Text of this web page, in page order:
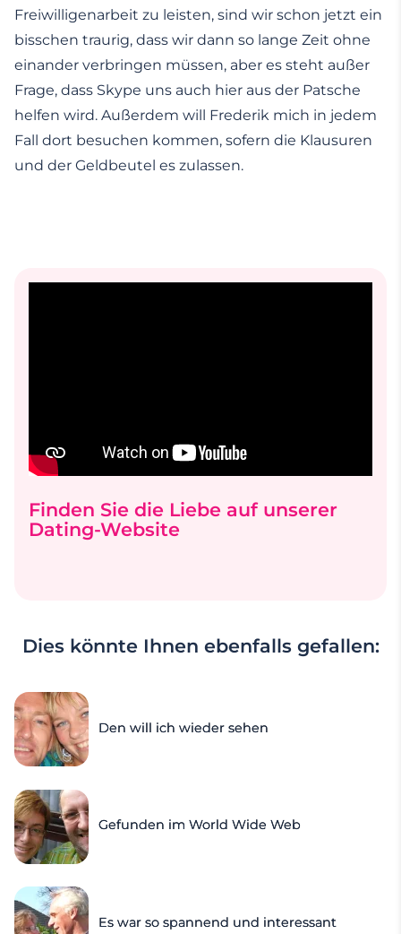
Freiwilligenarbeit zu leisten, sind wir schon jetzt ein
bisschen traurig, dass wir dann so lange Zeit ohne
einander verbringen müssen, aber es steht außer
Frage, dass Skype uns auch hier aus der Patsche
helfen wird. Außerdem will Frederik mich in jedem
Fall dort besuchen kommen, sofern die Klausuren
und der Geldbeutel es zulassen.
Finden Sie die Liebe auf unserer
Dating-Website
Dies könnte Ihnen ebenfalls gefallen:
Den will ich wieder sehen
Gefunden im World Wide Web
Es war so spannend und interessant